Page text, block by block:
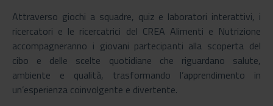
Attraverso giochi a squadre, quiz e laboratori interattivi, i
ricercatori e le ricercatrici del CREA Alimenti e Nutrizione
accompagneranno i giovani partecipanti alla scoperta del
cibo e delle scelte quotidiane che riguardano salute,
ambiente e qualità, trasformando l’apprendimento in
un’esperienza coinvolgente e divertente.